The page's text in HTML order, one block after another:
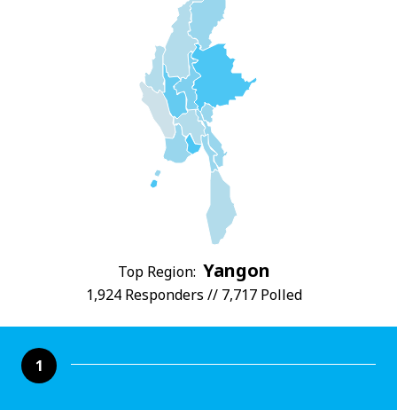
Top Region: Yangon
1,924 Responders // 7,717 Polled
1